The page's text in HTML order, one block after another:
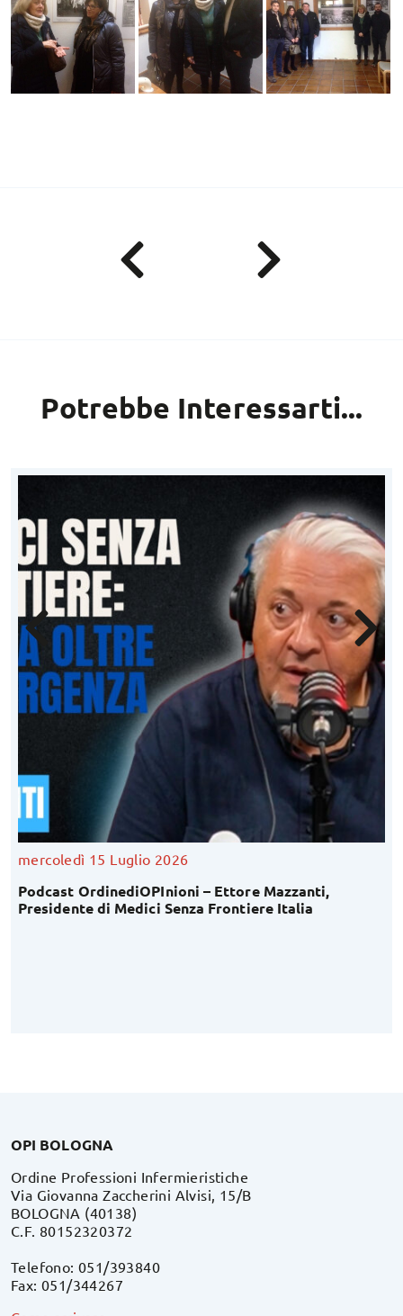
Potrebbe Interessarti...
mercoledì 15 Luglio 2026
Podcast OrdinediOPInioni – Ettore Mazzanti,
Presidente di Medici Senza Frontiere Italia
OPI BOLOGNA
Ordine Professioni Infermieristiche
Via Giovanna Zaccherini Alvisi, 15/B
BOLOGNA (40138)
C.F. 80152320372
Telefono: 051/393840
Fax: 051/344267